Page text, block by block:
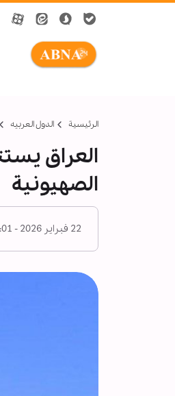
الرئيسية الدول العربیه
العراق
الصهيونية
22 فبراير 2026 - 09:01